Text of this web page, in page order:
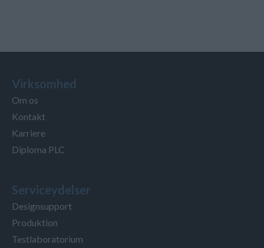
Virksomhed
Om os
Kontakt
Karriere
Diploma PLC
Serviceydelser
Designsupport
Produktion
Testlaboratorium